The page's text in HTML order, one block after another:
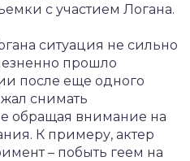
с участием Логана.
ситуация не сильно
прошло
после еще одного
снимать
обращая внимание на
К примеру, актер
– побыть геем на